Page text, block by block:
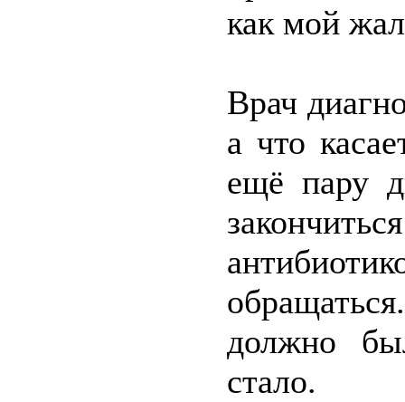
как мой
Врач
а что
ещё пару
должно
стало.